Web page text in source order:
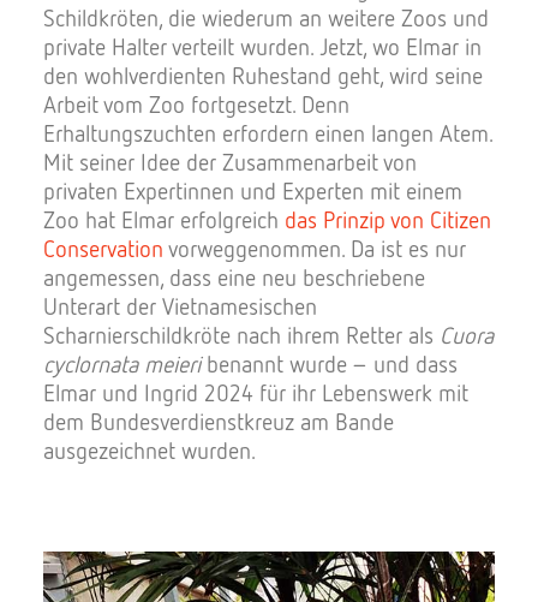
Schildkröten, die wiederum an weitere Zoos und
private Halter verteilt wurden. Jetzt, wo Elmar in
den wohlverdienten Ruhestand geht, wird seine
Arbeit vom Zoo fortgesetzt. Denn
Erhaltungszuchten erfordern einen langen Atem.
Mit seiner Idee der Zusammenarbeit von
privaten Expertinnen und Experten mit einem
Zoo hat Elmar erfolgreich das Prinzip von Citizen
Conservation vorweggenommen. Da ist es nur
angemessen, dass eine neu beschriebene
Unterart der Vietnamesischen
Scharnierschildkröte nach ihrem Retter als Cuora
cyclornata meieribenannt wurde – und dass
Elmar und Ingrid 2024 für ihr Lebenswerk mit
dem Bundesverdienstkreuz am Bande
ausgezeichnet wurden.